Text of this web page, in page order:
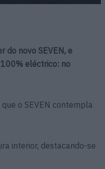
do novo SEVEN, e
eléctrico: no
o SEVEN contempla
interior, destacando-se